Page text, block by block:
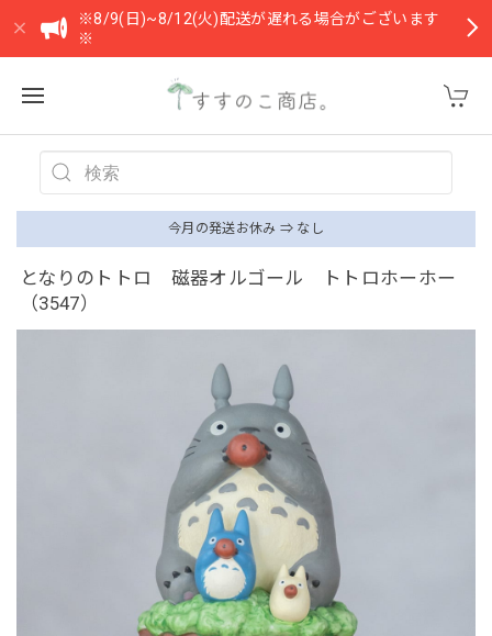
※8/9(日)~8/12(火)配送が遅れる場合がございます
※
今月の発送お休み ⇒ なし
となりのトトロ 磁器オルゴール トトロホーホー
（3547）